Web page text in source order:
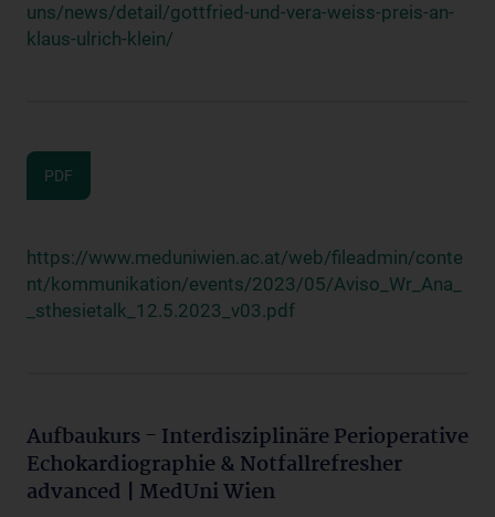
uns/news/detail/gottfried-und-vera-weiss-preis-an-
klaus-ulrich-klein/
PDF
https://www.meduniwien.ac.at/web/fileadmin/conte
nt/kommunikation/events/2023/05/Aviso_Wr_Ana_
_sthesietalk_12.5.2023_v03.pdf
Aufbaukurs - Interdisziplinäre Perioperative
Echokardiographie & Notfallrefresher
advanced | MedUni Wien